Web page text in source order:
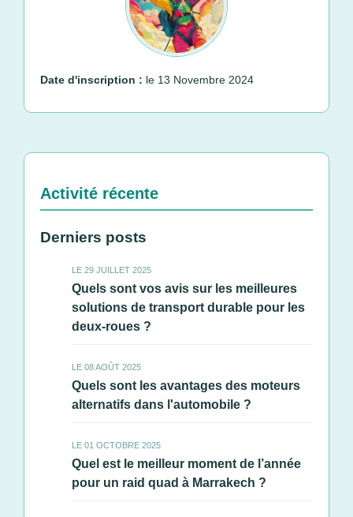
Date d'inscription : le 13 Novembre 2024
Activité récente
Derniers posts
LE 29 JUILLET 2025
Quels sont vos avis sur les meilleures
solutions de transport durable pour les
deux-roues ?
LE 08 AOÛT 2025
Quels sont les avantages des moteurs
alternatifs dans l'automobile ?
LE 01 OCTOBRE 2025
Quel est le meilleur moment de l’année
pour un raid quad à Marrakech ?